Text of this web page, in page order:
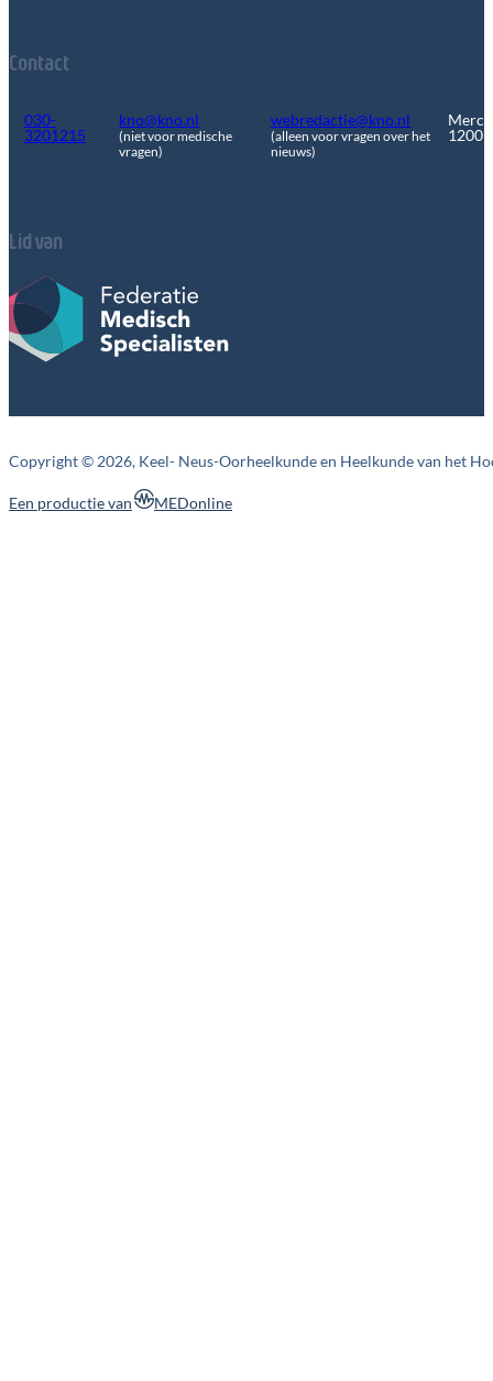
Contact
030-
3201215
kno@kno.nl
(niet voor medische
vragen)
webredactie@kno.nl
(alleen voor vragen over het
nieuws)
1200
Lid van
Copyright © 2026, Keel- Neus-Oorheelkunde en Heelkunde van het
MEDonline